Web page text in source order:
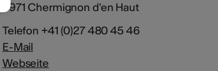
3971 Chermignon d'en Haut
Telefon +41 (0)27 480 45 46
E-Mail
Webseite